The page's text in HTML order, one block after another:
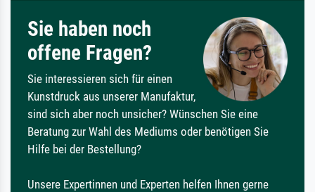
Sie haben noch
offene Fragen?
Sie interessieren sich für einen
Kunstdruck aus unserer Manufaktur,
sind sich aber noch unsicher? Wünschen Sie eine
Beratung zur Wahl des Mediums oder benötigen Sie
Hilfe bei der Bestellung?
Unsere Expertinnen und Experten helfen Ihnen gerne